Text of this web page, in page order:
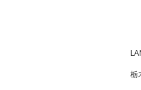
栃